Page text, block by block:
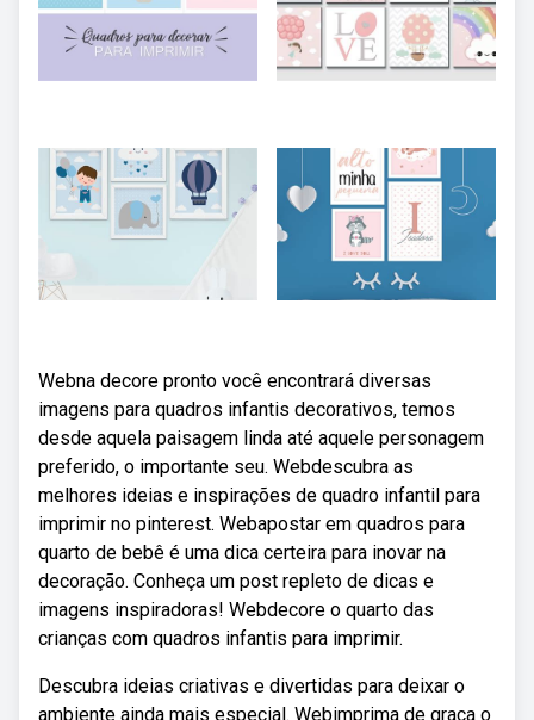
Webna decore pronto você encontrará diversas
imagens para quadros infantis decorativos, temos
desde aquela paisagem linda até aquele personagem
preferido, o importante seu. Webdescubra as
melhores ideias e inspirações de quadro infantil para
imprimir no pinterest. Webapostar em quadros para
quarto de bebê é uma dica certeira para inovar na
decoração. Conheça um post repleto de dicas e
imagens inspiradoras! Webdecore o quarto das
crianças com quadros infantis para imprimir.
Descubra ideias criativas e divertidas para deixar o
ambiente ainda mais especial. Webimprima de graça o